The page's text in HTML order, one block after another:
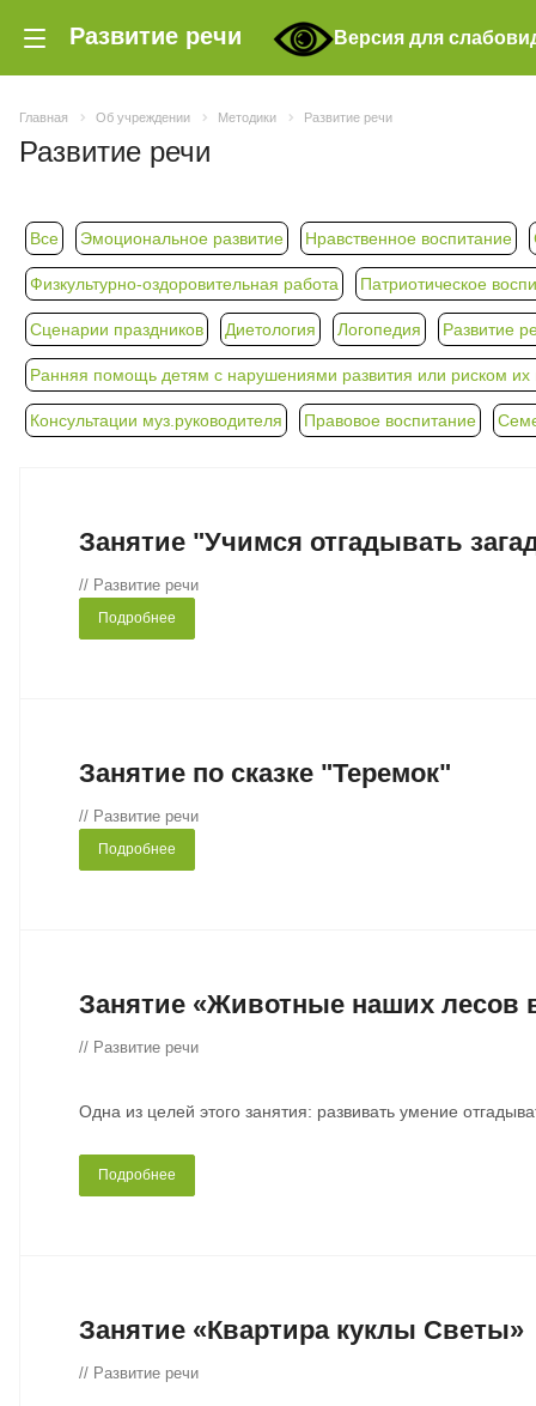
Развитие речи Версия для
Главная Об учреждении Методики Развитие речи
Развитие речи
Все Эмоциональное развитие Нравственное воспитание
Физкультурно-оздоровительная работа Патриотическое
Сценарии праздников Диетология Логопедия Развитие
Ранняя помощь детям с нарушениями развития или риском их
Консультации муз.руководителя Правовое воспитание
Занятие "Учимся отгадывать
// Развитие речи
Подробнее
Занятие по сказке "Теремок"
// Развитие речи
Подробнее
Занятие «Животные наших лесов
// Развитие речи
Одна из целей этого занятия: развивать умение
Подробнее
Занятие «Квартира куклы Светы»
// Развитие речи